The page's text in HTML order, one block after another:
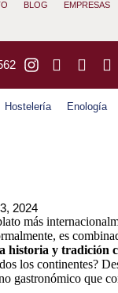
BLOG EMPRESAS
Hostelería Enología
2024
más
es
historia y tradición
los continentes?
gastronómico que